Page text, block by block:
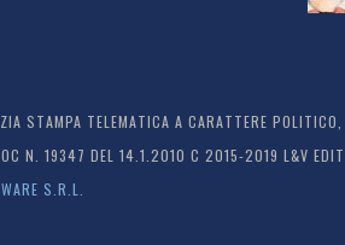
STAMPA TELEMATICA A CARATTERE
N. 19347 DEL 14.1.2010 C 2015-2019 L&V
S.R.L.